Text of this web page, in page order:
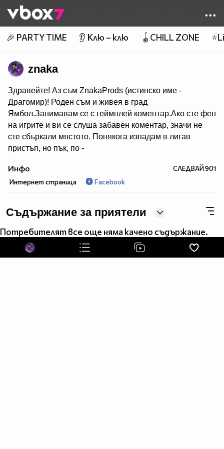
👾
🎉 PARTY TIME 👂 Клю – клю 🪀CHILL ZONE
znaka
Здравейте! Аз съм ZnakaProds (истинско име -
Драгомир)! Роден съм и живея в град
Ямбол.Занимавам се с геймплей коментар.Ако сте фен
на игрите и ви се слуша забавен коментар, значи не
сте сбъркали мястото. Понякога изпадам в лигав
пристъп, но пък, по -
:) Ако това, което правя ви харесва, може да се
абонирате! ^^
*За продуктово позициониране - имейлът за бизнес
запитвания по-долу!
Инфо СЛЕДВАЙ901
Интернет страница Facebook
Съдържание за приятели
Потребителят все още няма качено съдържание.